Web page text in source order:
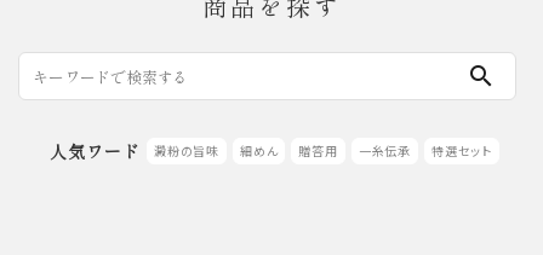
search
人気ワード 澱粉の旨味 細めん 贈答用 一糸伝承 特選セット